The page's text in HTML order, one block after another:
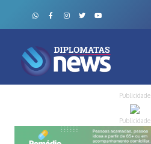
Publicidade
Publicidade